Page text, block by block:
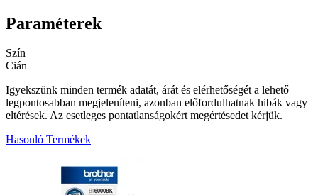
Paraméterek
Szín
Cián
Igyekszünk minden termék adatát, árát és elérhetőségét a lehető
legpontosabban megjeleníteni, azonban előfordulhatnak hibák vagy
eltérések. Az esetleges pontatlanságokért megértésedet kérjük.
Hasonló Termékek